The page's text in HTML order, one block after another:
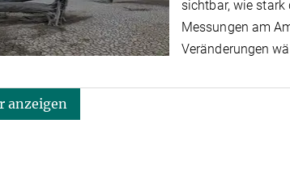
sichtbar, wie stark
Messungen am
Veränderungen
anzeigen